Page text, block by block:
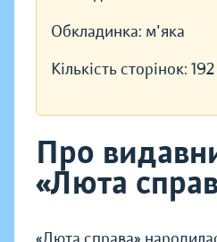
Обкладинка: м'яка
Кількість сторінок: 192
Про
«Люта